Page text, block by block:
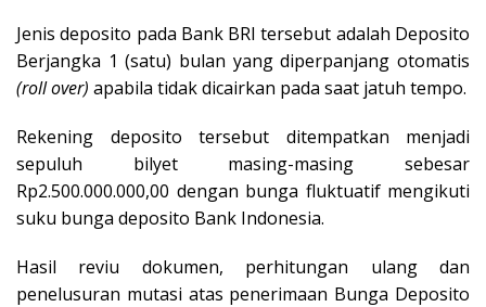
Jenis deposito pada Bank BRI tersebut adalah Deposito
Berjangka 1 (satu) bulan yang diperpanjang otomatis
(roll over) apabila tidak dicairkan pada saat jatuh tempo.
Rekening deposito tersebut ditempatkan menjadi
sepuluh bilyet masing-masing sebesar
Rp2.500.000.000,00 dengan bunga fluktuatif mengikuti
suku bunga deposito Bank Indonesia.
Hasil reviu dokumen, perhitungan ulang dan
penelusuran mutasi atas penerimaan Bunga Deposito